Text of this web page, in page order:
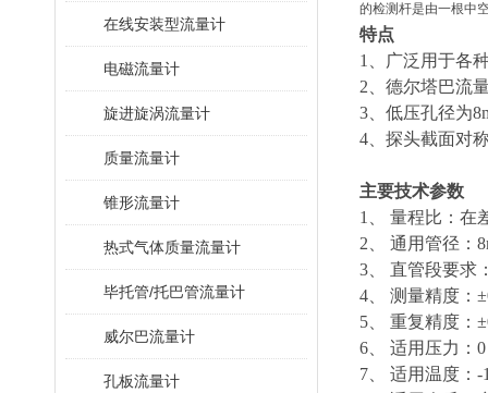
在线安装型流量计
电磁流量计
旋进旋涡流量计
质量流量计
锥形流量计
热式气体质量流量计
毕托管/托巴管流量计
威尔巴流量计
孔板流量计
的检测杆是由一根中
特点
1、广泛用于各
2、德尔塔巴流
3、低压孔径为
4、探头截面对
主要技术参数
1、 量程比：在
2、 通用管径：
3、 直管段要求
4、 测量精度：
5、 重复精度：
6、 适用压力：
7、 适用温度：